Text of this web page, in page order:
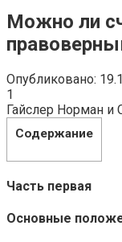
Можно ли
Опубликовано:
1
Гайслер Норман и
Содержание
Часть первая
Основные